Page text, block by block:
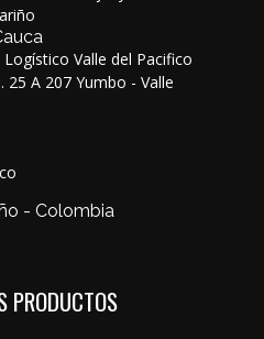
Valle del Pacifico
25 A 207 Yumbo - Valle
- Colombia
PRODUCTOS